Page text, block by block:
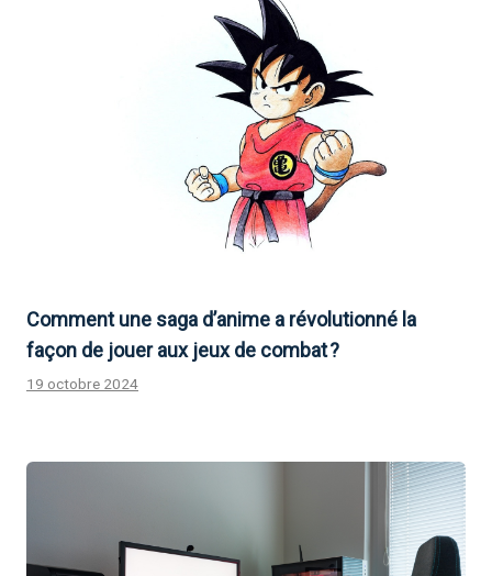
Comment une saga d’anime a révolutionné la
façon de jouer aux jeux de combat ?
19 octobre 2024